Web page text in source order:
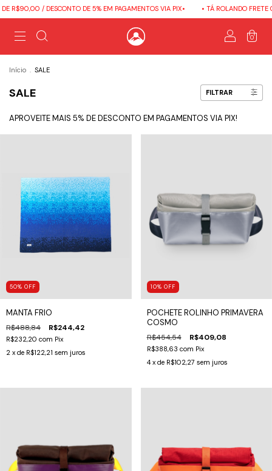
/ DESCONTO DE 5% EM PAGAMENTOS VIA PIX• • TÁ ROLANDO FRETE
0
Início . SALE
SALE FILTRAR
APROVEITE MAIS 5% DE DESCONTO EM PAGAMENTOS VIA PIX!
50% OFF
MANTA FRIO
R$488,84 R$244,42
R$232,20 com Pix
2 x de R$122,21 sem juros
10% OFF
POCHETE ROLINHO PRIMAVERA
COSMO
R$454,54 R$409,08
R$388,63 com Pix
4 x de R$102,27 sem juros